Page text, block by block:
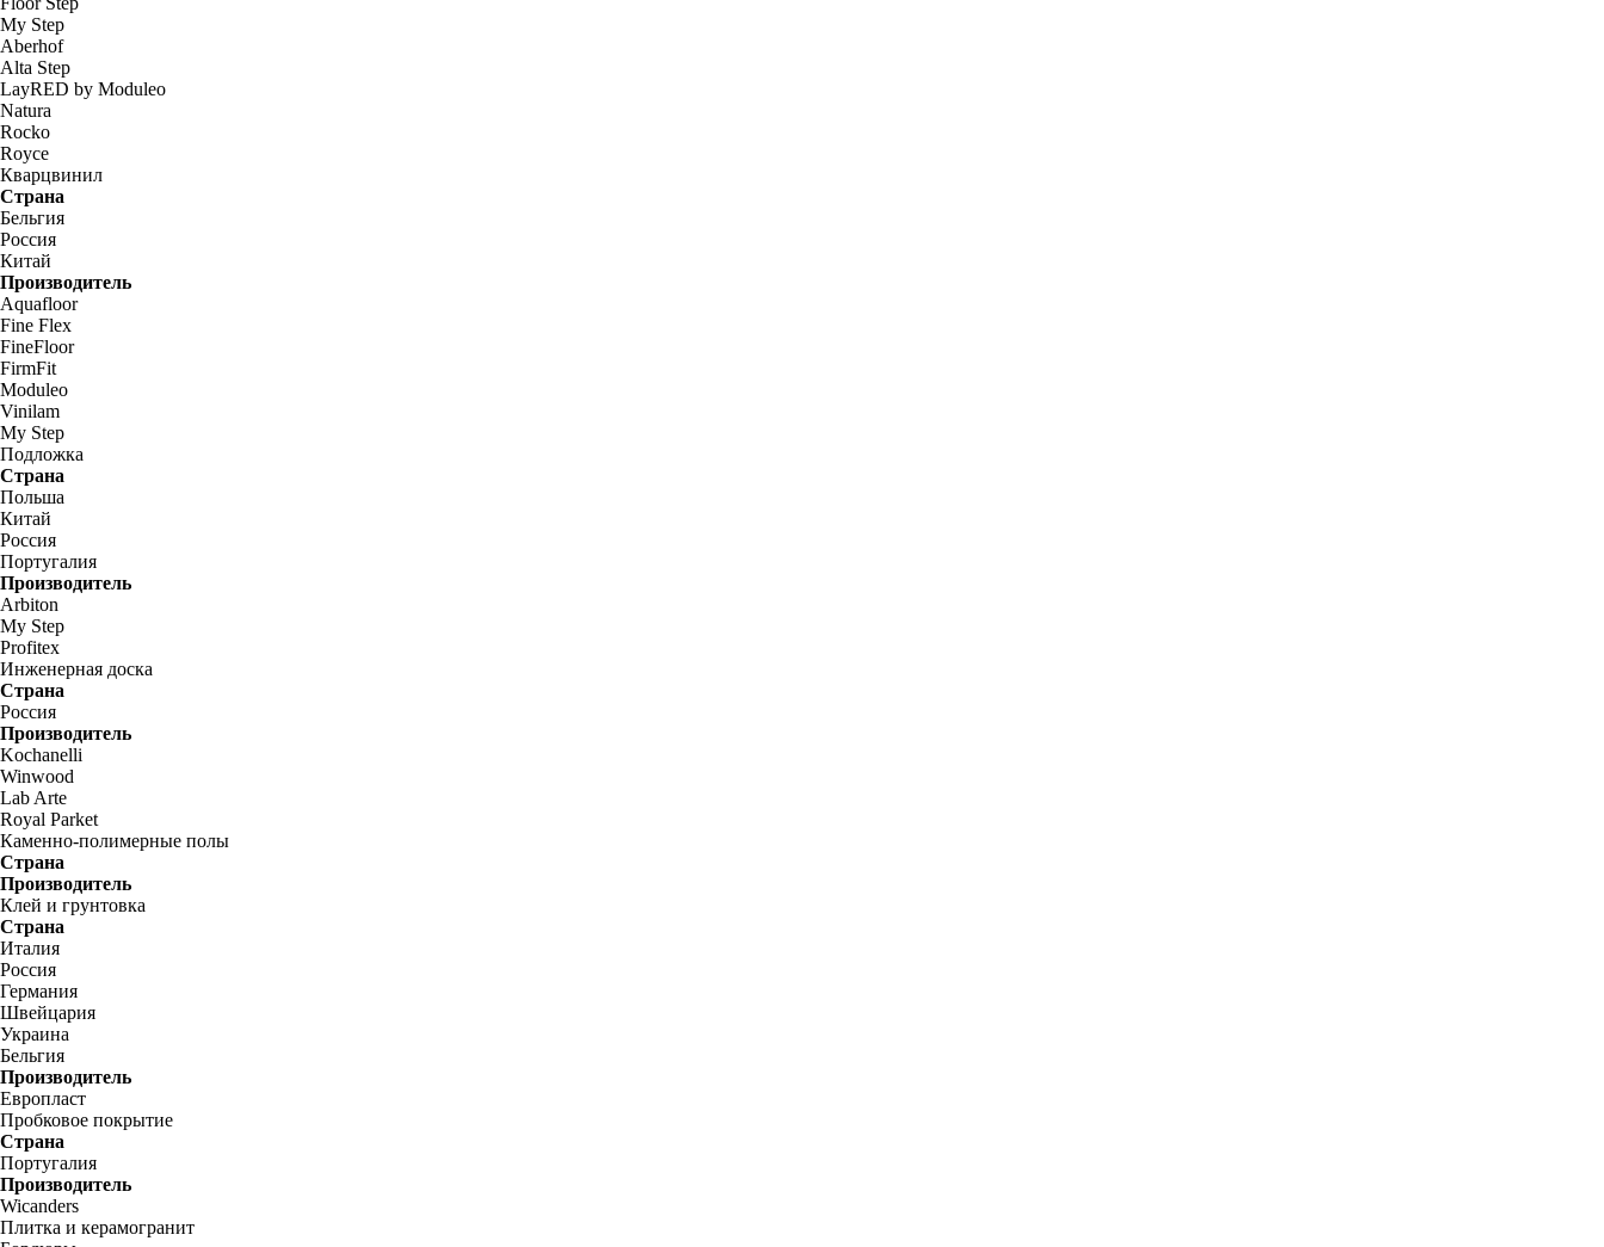
My Step
Aberhof
Alta Step
LayRED by Moduleo
Natura
Rocko
Royce
Кварцвинил
Страна
Бельгия
Россия
Китай
Производитель
Aquafloor
Fine Flex
FineFloor
FirmFit
Moduleo
Vinilam
My Step
Подложка
Страна
Польша
Китай
Россия
Португалия
Производитель
Arbiton
My Step
Profitex
Инженерная доска
Страна
Россия
Производитель
Kochanelli
Winwood
Lab Arte
Royal Parket
Каменно-полимерные полы
Страна
Производитель
Клей и грунтовка
Страна
Италия
Россия
Германия
Швейцария
Украина
Бельгия
Производитель
Европласт
Пробковое покрытие
Страна
Португалия
Производитель
Wicanders
Плитка и керамогранит